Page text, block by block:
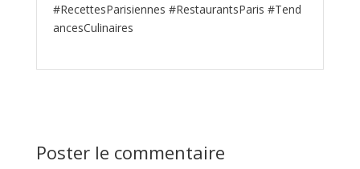
#RecettesParisiennes #RestaurantsParis #Tend
ancesCulinaires
Poster le commentaire